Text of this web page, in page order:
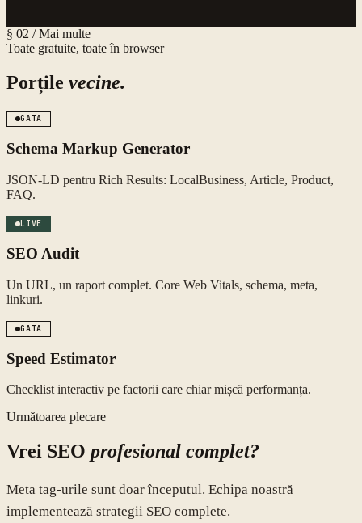
§ 02 / Mai multe
Toate gratuite, toate în browser
Porțile vecine.
GATA
Schema Markup Generator
JSON-LD pentru Rich Results: LocalBusiness, Article, Product,
FAQ.
LIVE
SEO Audit
Un URL, un raport complet. Core Web Vitals, schema, meta,
linkuri.
GATA
Speed Estimator
Checklist interactiv pe factorii care chiar mișcă performanța.
Următoarea plecare
Vrei SEO profesional complet?
Meta tag-urile sunt doar începutul. Echipa noastră
implementează strategii SEO complete.